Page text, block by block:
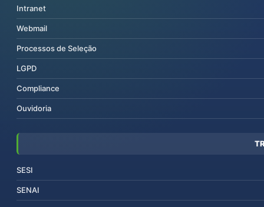
Intranet
Webmail
Processos de Seleção
LGPD
Compliance
Ouvidoria
SESI
SENAI